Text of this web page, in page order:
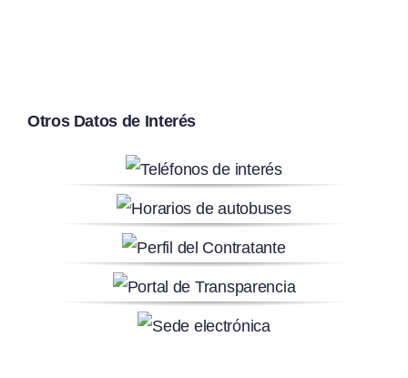
Otros Datos de Interés